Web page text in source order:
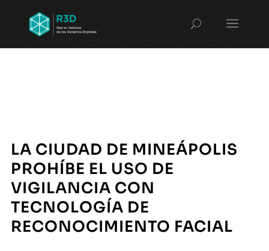
LA CIUDAD DE MINEÁPOLIS
PROHÍBE EL USO DE
VIGILANCIA CON
TECNOLOGÍA DE
RECONOCIMIENTO FACIAL